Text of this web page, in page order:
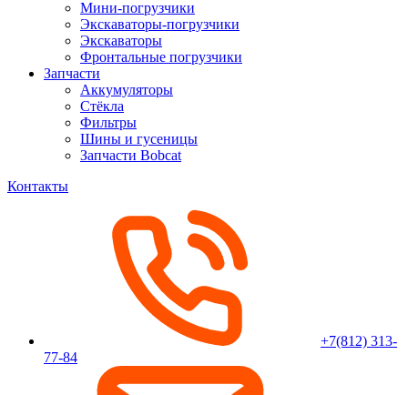
Мини-погрузчики
Экскаваторы-погрузчики
Экскаваторы
Фронтальные погрузчики
Запчасти
Аккумуляторы
Стёкла
Фильтры
Шины и гусеницы
Запчасти Bobcat
Контакты
+7(812) 313-
77-84